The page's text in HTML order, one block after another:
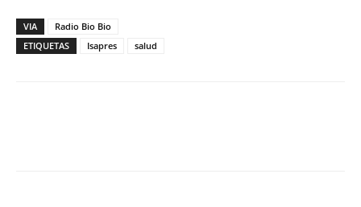
VIA
Radio Bio Bio
ETIQUETAS
Isapres salud